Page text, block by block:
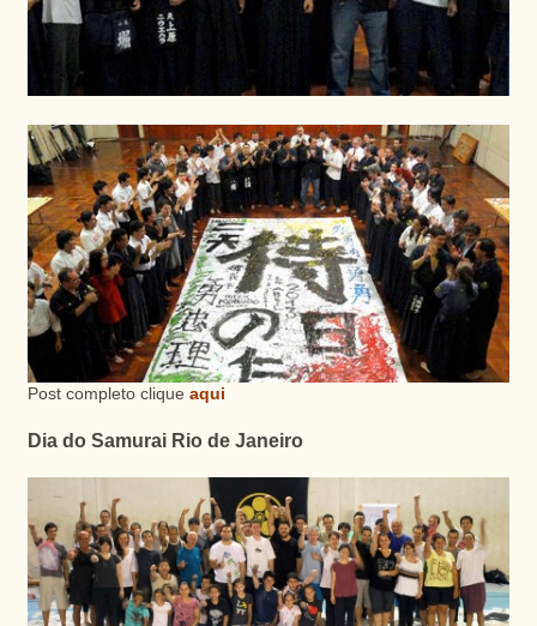
Post completo clique aqui
Dia do Samurai Rio de Janeiro